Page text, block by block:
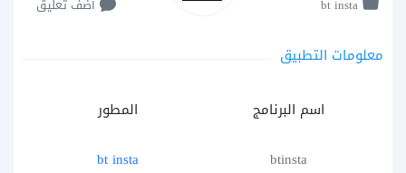
bt insta أضف تعليق
معلومات التطبيق
اسم البرنامج
btinsta
المطور
bt insta